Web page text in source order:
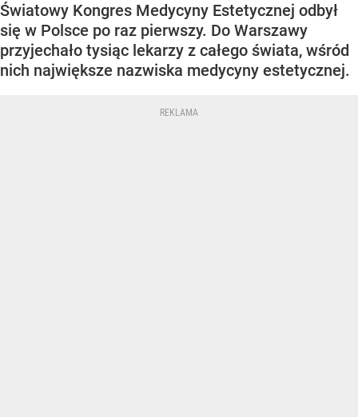
Światowy Kongres Medycyny Estetycznej odbył
się w Polsce po raz pierwszy. Do Warszawy
przyjechało tysiąc lekarzy z całego świata, wśród
nich największe nazwiska medycyny estetycznej.